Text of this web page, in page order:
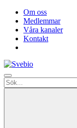
Om oss
Medlemmar
Våra kanaler
Kontakt